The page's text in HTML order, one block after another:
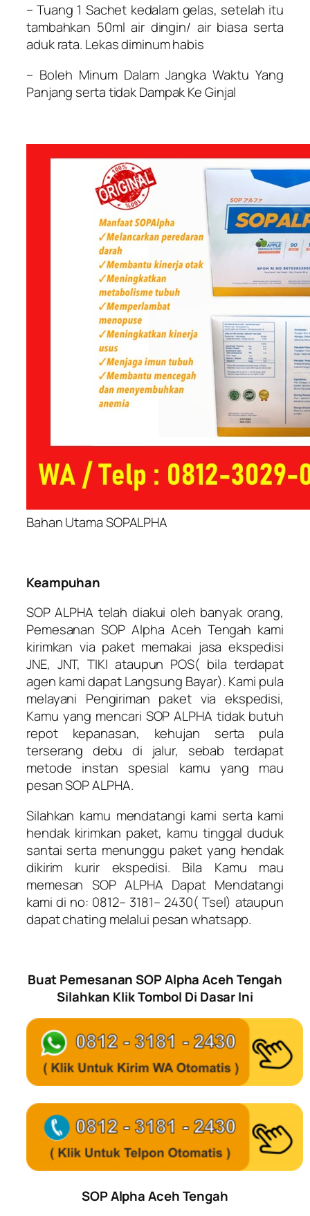
– Tuang 1 Sachet kedalam gelas, setelah itu
tambahkan 50ml air dingin/ air biasa serta
aduk rata. Lekas diminum habis
– Boleh Minum Dalam Jangka Waktu Yang
Panjang serta tidak Dampak Ke Ginjal
Bahan Utama SOPALPHA
Keampuhan
SOP ALPHA telah diakui oleh banyak orang,
Pemesanan SOP Alpha Aceh Tengah kami
kirimkan via paket memakai jasa ekspedisi
JNE, JNT, TIKI ataupun POS( bila terdapat
agen kami dapat Langsung Bayar). Kami pula
melayani Pengiriman paket via ekspedisi,
Kamu yang mencari SOP ALPHA tidak butuh
repot kepanasan, kehujan serta pula
terserang debu di jalur, sebab terdapat
metode instan spesial kamu yang mau
pesan SOP ALPHA.
Silahkan kamu mendatangi kami serta kami
hendak kirimkan paket, kamu tinggal duduk
santai serta menunggu paket yang hendak
dikirim kurir ekspedisi. Bila Kamu mau
memesan SOP ALPHA Dapat Mendatangi
kami di no: 0812– 3181– 2430( Tsel) ataupun
dapat chating melalui pesan whatsapp.
Buat Pemesanan SOP Alpha Aceh Tengah
Silahkan Klik Tombol Di Dasar Ini
SOP Alpha Aceh Tengah